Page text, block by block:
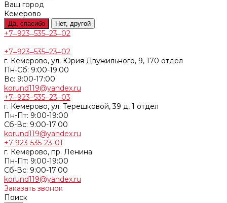
Ваш город
Кемерово
Да, спасибо Нет, другой
+7‒923‒535‒23‒02
+7‒923‒535‒23‒02
г. Кемерово, ул. Юрия Двужильного, 9, 170 отдел
Пн-Сб: 9:00-19:00
Вс: 9:00-17:00
korund119@yandex.ru
+7‒923‒535‒23‒03
г. Кемерово, ул. Терешковой, 39 д, 1 отдел
Пн-Пт: 9:00-19:00
Cб-Вс: 9:00-17:00
korund119@yandex.ru
+7-923-535-23-01
г. Кемерово, пр. Ленина
Пн-Пт: 9:00-19:00
Cб-Вс: 9:00-17:00
korund119@yandex.ru
Заказать звонок
Поиск